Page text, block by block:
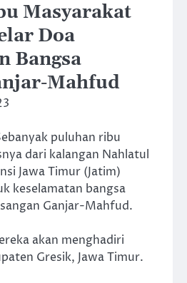
Masyarakat
Doa
Bangsa
Mahfud
puluhan ribu
dari kalangan Nahlatul
Jawa Timur (Jatim)
keselamatan bangsa
Ganjar-Mahfud.
akan menghadiri
Gresik, Jawa Timur.